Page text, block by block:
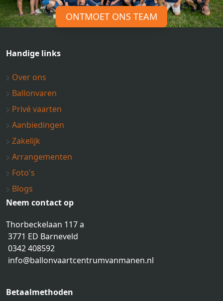
ONTMOET ONS TEAM
Handige links
Over ons
Ballonvaren
Privé vaarten
Aanbiedingen
Zakelijk
Arrangementen
Foto's
Blogs
Neem contact op
Thorbeckelaan 117 a
3771 ED Barneveld
0342 408592
info@ballonvaartcentrumvanmanen.nl
Betaalmethoden